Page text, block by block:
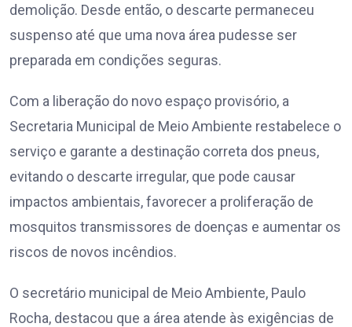
demolição. Desde então, o descarte permaneceu
suspenso até que uma nova área pudesse ser
preparada em condições seguras.
Com a liberação do novo espaço provisório, a
Secretaria Municipal de Meio Ambiente restabelece o
serviço e garante a destinação correta dos pneus,
evitando o descarte irregular, que pode causar
impactos ambientais, favorecer a proliferação de
mosquitos transmissores de doenças e aumentar os
riscos de novos incêndios.
O secretário municipal de Meio Ambiente, Paulo
Rocha, destacou que a área atende às exigências de